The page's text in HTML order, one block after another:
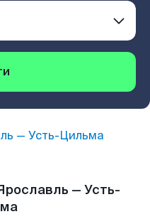
— Усть-Цильма
— Усть-